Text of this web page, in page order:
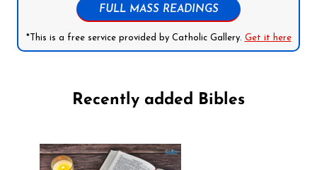
FULL MASS READINGS
*This is a free service provided by Catholic Gallery. Get it here
Recently added Bibles